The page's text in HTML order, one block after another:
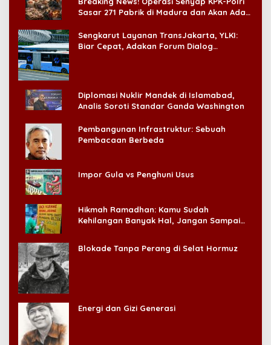
Sasar 271 Pabrik di Madura dan Akan Ada
Sengkarut Layanan TransJakarta, YLKI:
Biar Cepat, Adakan Forum Dialog
Diplomasi Nuklir Mandek di Islamabad,
Analis Soroti Standar Ganda Washington
Pembangunan Infrastruktur: Sebuah
Pembacaan Berbeda
Impor Gula vs Penghuni Usus
Hikmah Ramadhan: Kamu Sudah
Kehilangan Banyak Hal, Jangan Sampai
Blokade Tanpa Perang di Selat Hormuz
Energi dan Gizi Generasi